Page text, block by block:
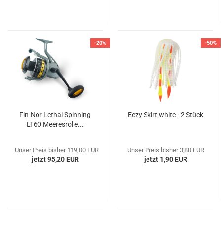
-20%
Fin-Nor Lethal Spinning
LT60 Meeresrolle...
Unser Preis bisher 119,00 EUR
jetzt 95,20 EUR
-50%
Eezy Skirt white - 2 Stück
Unser Preis bisher 3,80 EUR
jetzt 1,90 EUR